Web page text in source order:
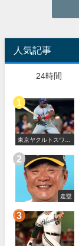
人気記事
24時間
東京ヤクルトスワロ
走塁